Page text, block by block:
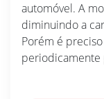
automóvel. A
diminuindo a
Porém é
periodicamente